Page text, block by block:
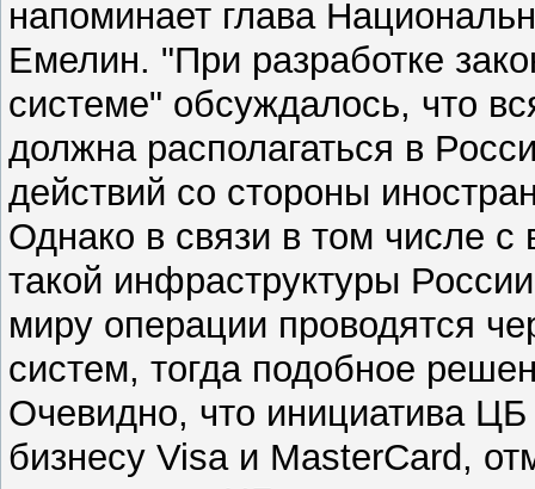
напоминает глава
Емелин. "При разработке
системе" обсуждалось, что
должна располагаться в
действий со стороны
Однако в связи в том числе с
такой инфраструктуры
миру операции проводятся
систем, тогда подобное
Очевидно, что инициатива
бизнесу Visa и MasterCard,